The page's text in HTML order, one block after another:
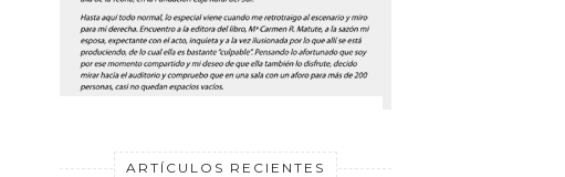
ARTÍCULOS RECIENTES